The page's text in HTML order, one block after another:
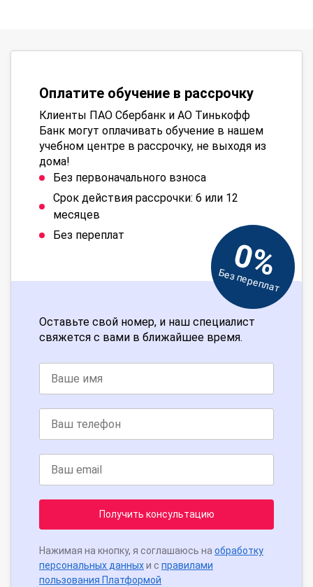
Оплатите обучение в рассрочку
Клиенты ПАО Сбербанк и АО Тинькофф
Банк могут оплачивать обучение в нашем
учебном центре в рассрочку, не выходя из
дома!
Без первоначального взноса
Срок действия рассрочки: 6 или 12
месяцев
Без переплат
0%
Без переплат
Оставьте свой номер, и наш специалист
свяжется с вами в ближайшее время.
Получить консультацию
Нажимая на кнопку, я соглашаюсь на обработку
персональных данныхи с правилами
пользования Платформой